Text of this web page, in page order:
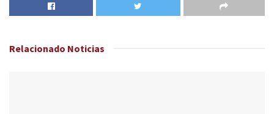
Relacionado Noticias